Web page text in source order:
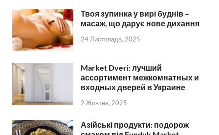
Твоя зупинка у вирі буднів –
масаж, що дарує нове дихання
24 Листопада, 2025
Market Dveri: лучший
ассортимент межкомнатных и
входных дверей в Украине
2 Жовтня, 2025
Азійські продукти: подорож